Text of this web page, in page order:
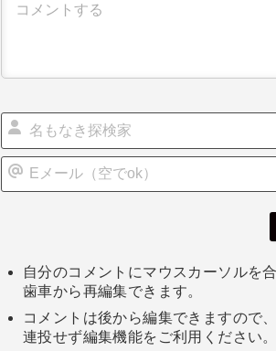
自分のコメントにマウスカーソルを
歯車から再編集できます。
コメントは後から編集できますので
連投せず編集機能をご利用ください。